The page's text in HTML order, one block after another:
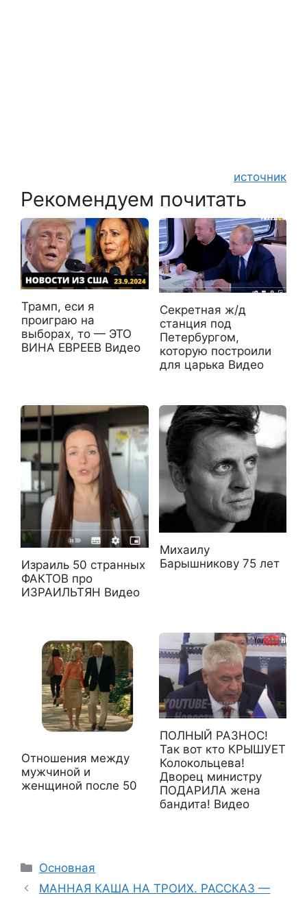
источник
Рекомендуем почитать
Трамп, еси я
проиграю на
выборах, то — ЭТО
ВИНА ЕВРЕЕВ Видео
Секретная ж/д
станция под
Петербургом,
которую построили
для царька Видео
Израиль 50 странных
ФАКТОВ про
ИЗРАИЛЬТЯН Видео
Михаилу
Барышникову 75 лет
Отношения между
мужчиной и
женщиной после 50
ПОЛНЫЙ РАЗНОС!
Так вот кто КРЫШУЕТ
Колокольцева!
Дворец министру
ПОДАРИЛА жена
бандита! Видео
Рубрики
Основная
МАННАЯ КАША НА ТРОИХ. РАССКАЗ —